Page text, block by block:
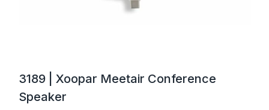
3189 | Xoopar Meetair Conference
Speaker